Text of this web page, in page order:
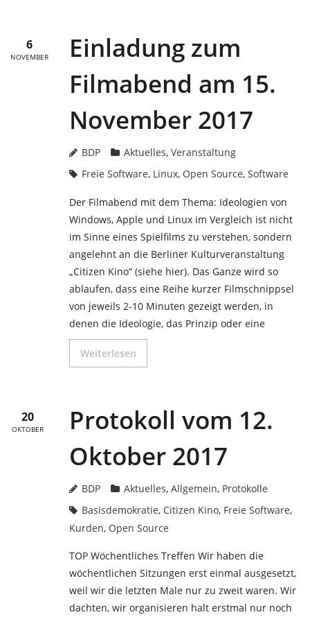
Einladung zum
Filmabend am 15.
November 2017
6
NOVEMBER
BDP Aktuelles, Veranstaltung
Freie Software, Linux, Open Source, Software
Der Filmabend mit dem Thema: Ideologien von
Windows, Apple und Linux im Vergleich ist nicht
im Sinne eines Spielfilms zu verstehen, sondern
angelehnt an die Berliner Kulturveranstaltung
„Citizen Kino“ (siehe hier). Das Ganze wird so
ablaufen, dass eine Reihe kurzer Filmschnippsel
von jeweils 2-10 Minuten gezeigt werden, in
denen die Ideologie, das Prinzip oder eine
Weiterlesen
Protokoll vom 12.
Oktober 2017
20
OKTOBER
BDP Aktuelles, Allgemein, Protokolle
Basisdemokratie, Citizen Kino, Freie Software,
Kurden, Open Source
TOP Wöchentliches Treffen Wir haben die
wöchentlichen Sitzungen erst einmal ausgesetzt,
weil wir die letzten Male nur zu zweit waren. Wir
dachten, wir organisieren halt erstmal nur noch